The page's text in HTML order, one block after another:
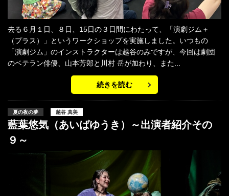
去る６月１日、８日、15日の３日間にわたって、「演劇ジム＋
（プラス）」というワークショップを実施しました。いつもの
「演劇ジム」のインストラクターは越谷のみですが、今回は劇団
のベテラン俳優、山本芳郎と川村 岳が加わり、また...
続きを読む
夏の夜の夢 越谷 真美
藍葉悠気（あいばゆうき）～出演者紹介その
９～